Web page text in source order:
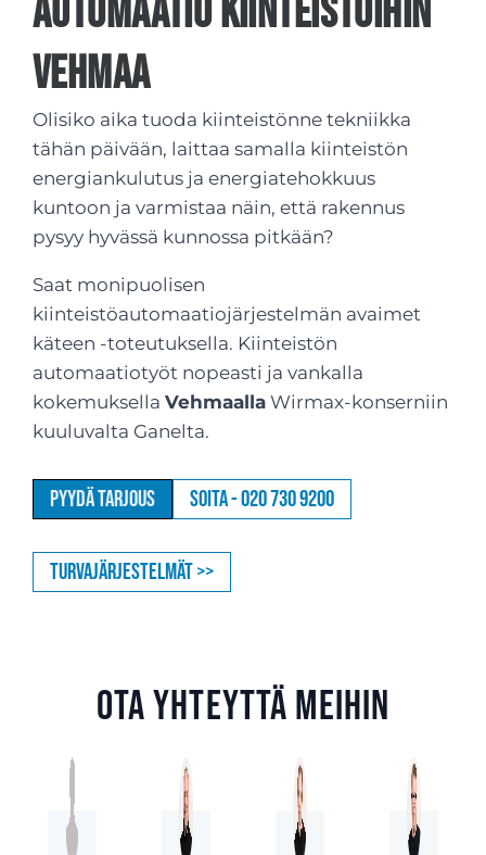
Automaatio kiinteistöihin
Vehmaa
Olisiko aika tuoda kiinteistönne tekniikka
tähän päivään, laittaa samalla kiinteistön
energiankulutus ja energiatehokkuus
kuntoon ja varmistaa näin, että rakennus
pysyy hyvässä kunnossa pitkään?
Saat monipuolisen
kiinteistöautomaatiojärjestelmän avaimet
käteen -toteutuksella. Kiinteistön
automaatiotyöt nopeasti ja vankalla
kokemuksella Vehmaalla Wirmax-konserniin
kuuluvalta Ganelta.
Pyydä tarjous Soita - 020 730 9200
Turvajärjestelmät >>
Ota yhteyttä meihin